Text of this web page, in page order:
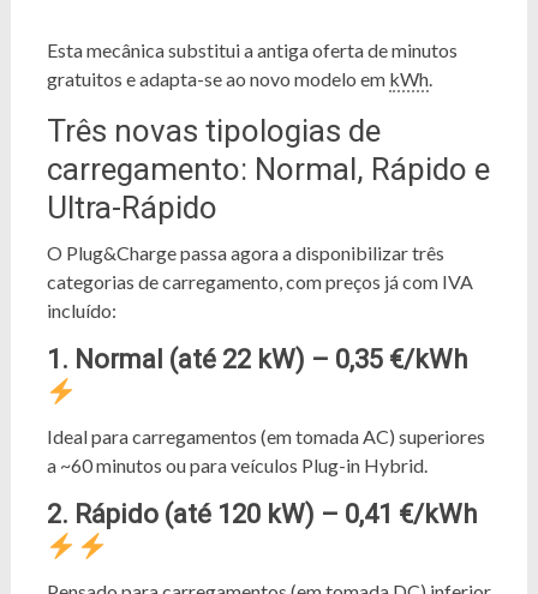
Esta mecânica substitui a antiga oferta de minutos
gratuitos e adapta-se ao novo modelo em kWh.
Três novas tipologias de
carregamento: Normal, Rápido e
Ultra-Rápido
O Plug&Charge passa agora a disponibilizar três
categorias de carregamento, com preços já com IVA
incluído:
1. Normal (até 22 kW) – 0,35 €/kWh
Ideal para carregamentos (em tomada AC) superiores
a ~60 minutos ou para veículos Plug-in Hybrid.
2. Rápido (até 120 kW) – 0,41 €/kWh